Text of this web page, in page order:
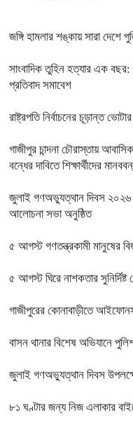
জঙ্গি হামলার শঙ্কায় সারা দেশে
সাংবাদিক তুহিন হত্যার এক বছর:
প্রতিবাদ সমাবেশ
রাষ্ট্রপতি নির্বাচনের চূড়ান্ত
গাজীপুর চান্দনা চৌরাস্তায়
বন্ধের দাবিতে শিক্ষার্থীদের
জুলাই গণঅভ্যুত্থান দিবস ২০২৬
আলোচনা সভা অনুষ্ঠিত
৫ আগস্ট গণতন্ত্রকামী মানুষের
৫ আগস্ট ঘিরে নাশকতার
গাজীপুরের কোনাবাড়ীতে
বাসন থানার বিশেষ অভিযানে
জুলাই গণঅভ্যুত্থান দিবস
৮১ ঘণ্টার জন্য নিজ এলাকার